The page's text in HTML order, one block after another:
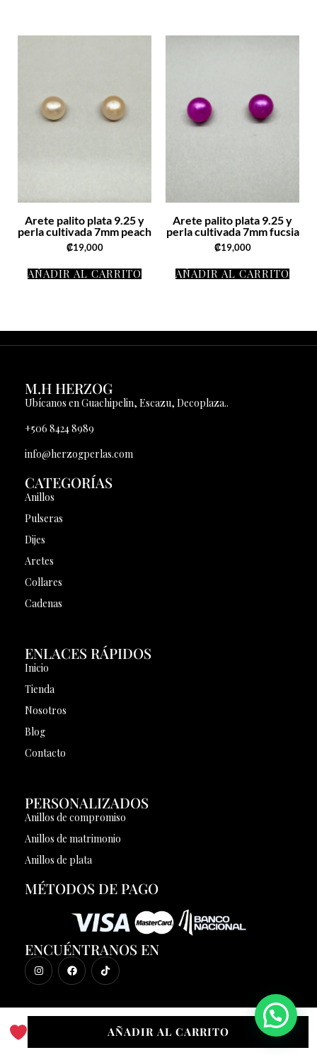
AÑADIR AL CARRITO
Arete palito plata 9.25 y
perla cultivada 7mm peach
₡19,000
AÑADIR AL CARRITO
Arete palito plata 9.25 y
perla cultivada 7mm fucsia
₡19,000
AÑADIR AL CARRITO
M.H HERZOG
Ubícanos en Guachipelin, Escazu, Decoplaza..
+506 8424 8989
info@herzogperlas.com
CATEGORÍAS
Anillos
Pulseras
Dijes
Aretes
Collares
Cadenas
ENLACES RÁPIDOS
Inicio
Tienda
Nosotros
Blog
Contacto
PERSONALIZADOS
Anillos de compromiso
Anillos de matrimonio
Anillos de plata
MÉTODOS DE PAGO
ENCUÉNTRANOS EN